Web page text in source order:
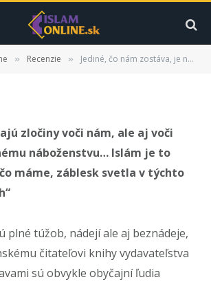
» Recenzie » Jediné, čo nám zostáva, je nádej (recenzia knihy)
knihy)
10. JÚLA 2017 UPDATED: 15.
5 MINS READ
zločiny voči nám, ale aj voči
náboženstvu… Islám je to
máme, záblesk svetla v týchto
plné túžob, nádejí ale aj beznádeje,
čitateľovi knihy vydavateľstva
sú obvykle obyčajní ľudia